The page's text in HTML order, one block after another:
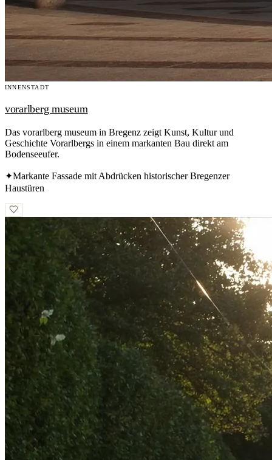
INNENSTADT
vorarlberg museum
Das vorarlberg museum in Bregenz zeigt Kunst, Kultur und
Geschichte Vorarlbergs in einem markanten Bau direkt am
Bodenseeufer.
✦Markante Fassade mit Abdrücken historischer Bregenzer
Haustüren